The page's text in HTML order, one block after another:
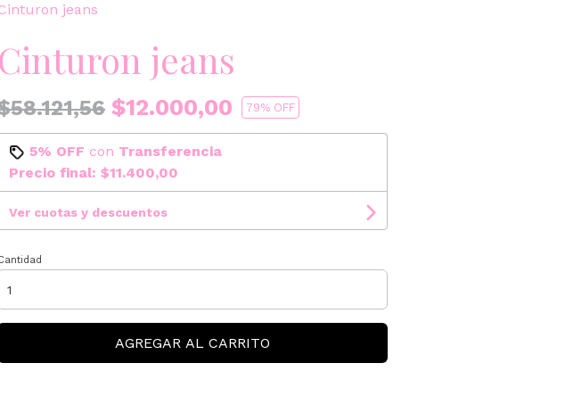
jeans
Cinturon jeans
$12.000,00 79% OFF
5% OFF con Transferencia
Precio final: $11.400,00
Ver cuotas y descuentos
AGREGAR AL CARRITO